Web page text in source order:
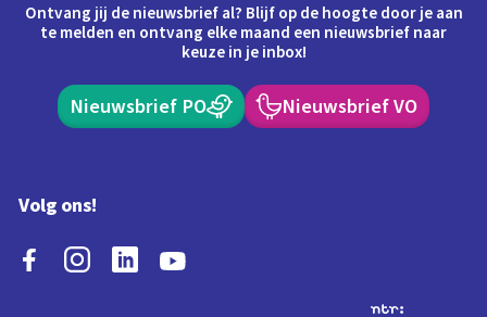
Ontvang jij de nieuwsbrief al? Blijf op de hoogte door je aan
te melden en ontvang elke maand een nieuwsbrief naar
keuze in je inbox!
Nieuwsbrief PO Nieuwsbrief VO
Volg ons!